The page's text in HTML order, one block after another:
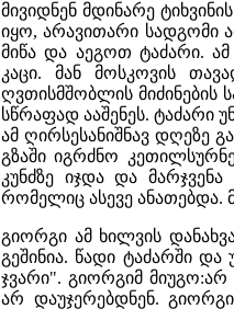
მივიდნენ მდინარე
იყო, არავითარი სადგომი
მიწა და აეგოთ ტაძარი.
კაცი. მან მოსკოვის
ღვთისმშობლის მიძინების
სწრაფად ააშენეს. ტაძარი
ამ ღირსესანიშნავ დღეზე
გზაში იგრძნო
კუნძზე იჯდა და
რომელიც ასევე ანათებდა.
გიორგი ამ ხილვის
გეშინია. წადი ტაძარში
ჯვარი". გიორგიმ
არ დაუჯერებდნენ.